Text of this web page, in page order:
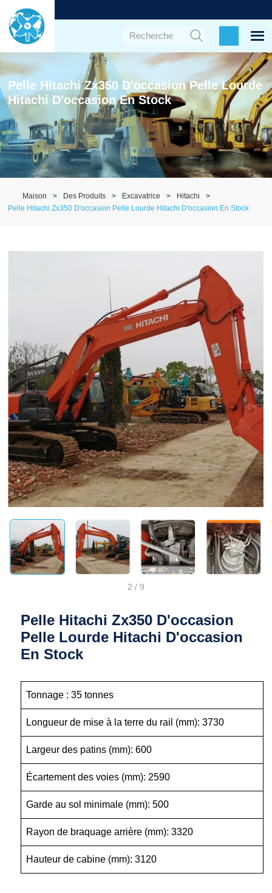
Pelle Hitachi Zx350 D'occasion Pelle Lourde
Hitachi D'occasion En Stock
Maison Des Produits Excavatrice
Hitachi
Pelle Hitachi Zx350 D'occasion Pelle Lourde Hitachi D'occasion En Stock
2 / 9
Pelle Hitachi Zx350 D'occasion
Pelle Lourde Hitachi D'occasion
En Stock
Tonnage : 35 tonnes
Longueur de mise à la terre du rail (mm): 3730
Largeur des patins (mm): 600
Écartement des voies (mm): 2590
Garde au sol minimale (mm): 500
Rayon de braquage arrière (mm): 3320
Hauteur de cabine (mm): 3120